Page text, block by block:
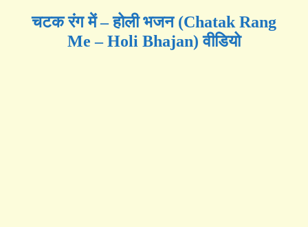
चटक रंग में – होली भजन (Chatak Rang
Me – Holi Bhajan) वीडियो